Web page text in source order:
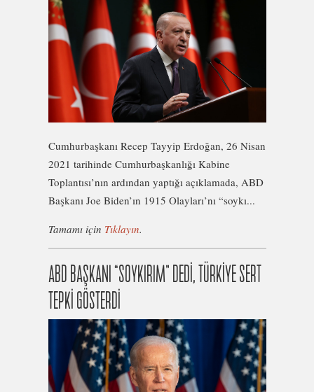
Cumhurbaşkanı Recep Tayyip Erdoğan, 26 Nisan
2021 tarihinde Cumhurbaşkanlığı Kabine
Toplantısı’nın ardından yaptığı açıklamada, ABD
Başkanı Joe Biden’ın 1915 Olayları’nı “soykı...
Tamamı için Tıklayın.
ABD BAŞKANI “SOYKIRIM” DEDİ, TÜRKİYE SERT
TEPKİ GÖSTERDİ